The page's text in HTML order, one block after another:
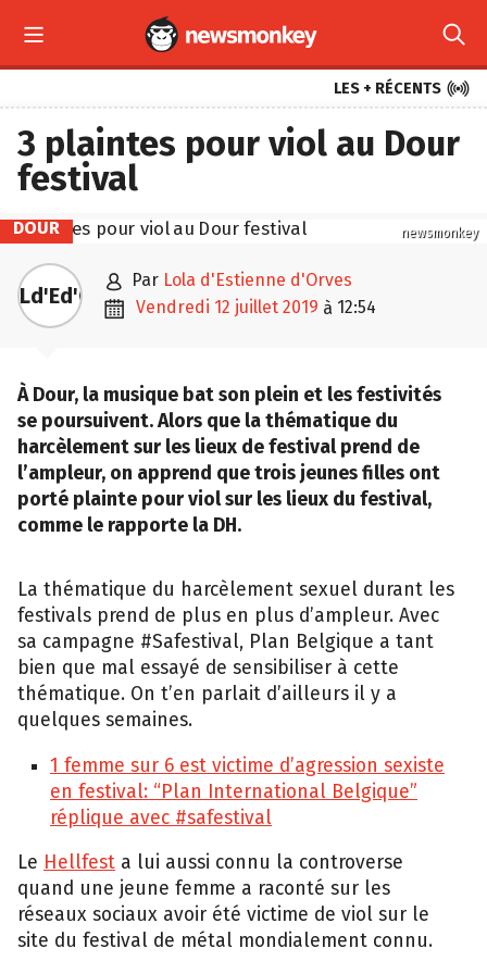
 
LES + RÉCENTS 
3 plaintes pour viol au Dour
festival
newsmonkey
DOUR
Ld'Ed'O  par Lola d'Estienne d'Orves
 vendredi 12 juillet 2019 à 12:54
À Dour, la musique bat son plein et les festivités
se poursuivent. Alors que la thématique du
harcèlement sur les lieux de festival prend de
l’ampleur, on apprend que trois jeunes filles ont
porté plainte pour viol sur les lieux du festival,
comme le rapporte la DH.
La thématique du harcèlement sexuel durant les
festivals prend de plus en plus d’ampleur. Avec
sa campagne #Safestival, Plan Belgique a tant
bien que mal essayé de sensibiliser à cette
thématique. On t’en parlait d’ailleurs il y a
quelques semaines.
1 femme sur 6 est victime d’agression sexiste
en festival: “Plan International Belgique”
réplique avec #safestival
Le Hellfest a lui aussi connu la controverse
quand une jeune femme a raconté sur les
réseaux sociaux avoir été victime de viol sur le
site du festival de métal mondialement connu.